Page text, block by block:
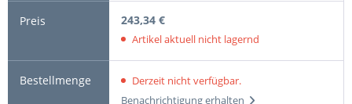
243,34 €
Artikel aktuell nicht lagernd
Derzeit nicht verfügbar.
Benachrichtigung erhalten